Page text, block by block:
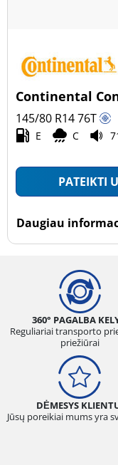
Continental
145/80 R1476T
E C
PATEIKTI
Daugiau
360° PAGALBA
Reguliariai transporto
priežiūrai
DĖMESYS
Jūsų poreikiai mums yra